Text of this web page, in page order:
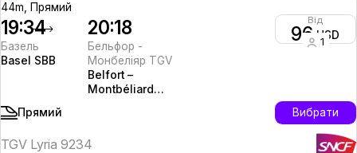
44m, Прямий
19:34
Базель
Basel SBB
20:18
Бельфор -
Монбеліяр TGV
Belfort –
Montbéliard
Від
96 USD
1
Прямий Вибрати
TGV Lyria 9234